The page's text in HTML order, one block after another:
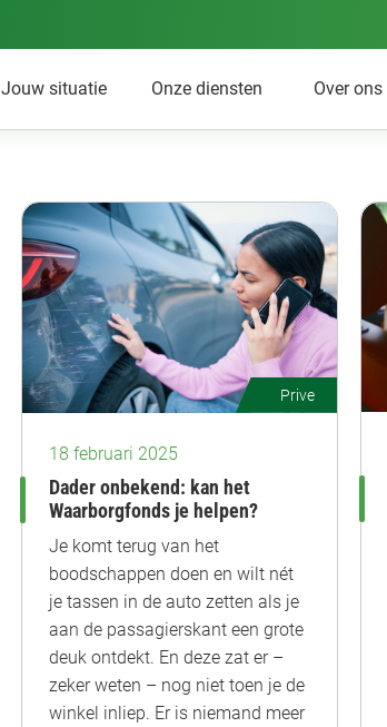
Jouw situatie Onze diensten Over ons
Prive
18 februari 2025
Dader onbekend: kan het
Waarborgfonds je helpen?
Je komt terug van het
boodschappen doen en wilt nét
je tassen in de auto zetten als je
aan de passagierskant een grote
deuk ontdekt. En deze zat er –
zeker weten – nog niet toen je de
winkel inliep. Er is niemand meer